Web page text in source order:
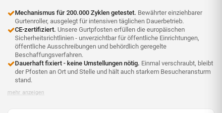
Mechanismus für 200.000 Zyklen getestet. Bewährter einziehbarer
Gurtenroller, ausgelegt für intensiven täglichen Dauerbetrieb.
CE-zertifiziert. Unsere Gurtpfosten erfüllen die europäischen
Sicherheitsrichtlinien - unverzichtbar für öffentliche Einrichtungen,
öffentliche Ausschreibungen und behördlich geregelte
Beschaffungsverfahren.
Dauerhaft fixiert - keine Umstellungen nötig. Einmal verschraubt, bleibt
der Pfosten an Ort und Stelle und hält auch starkem Besucheransturm
stand.
mehr anzeigen